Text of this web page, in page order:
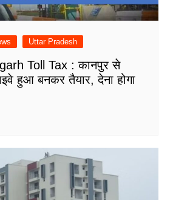
Uttar Pradesh
Toll Tax : कानपुर से
हुआ बनकर तैयार, देना होगा